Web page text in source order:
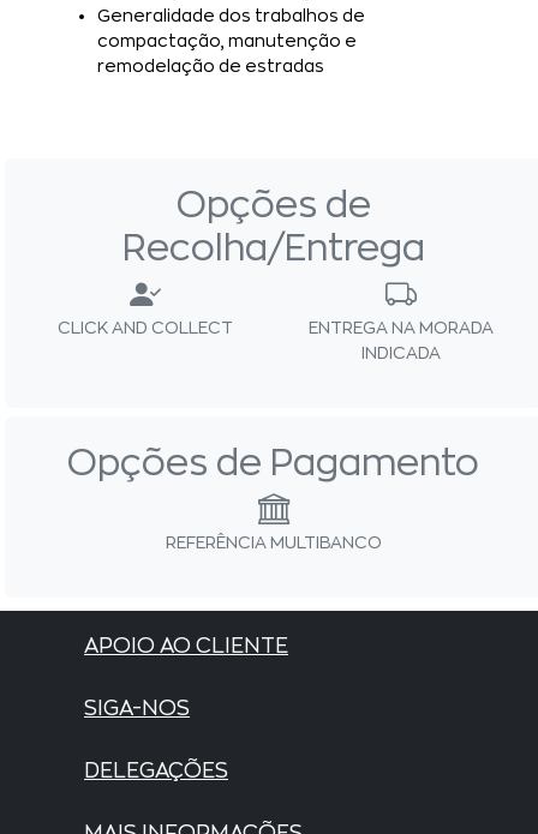
Generalidade dos trabalhos de
compactação, manutenção e
remodelação de estradas
Opções de
Recolha/Entrega
CLICK AND COLLECT
ENTREGA NA MORADA
INDICADA
Opções de Pagamento
REFERÊNCIA MULTIBANCO
APOIO AO CLIENTE
SIGA-NOS
DELEGAÇÕES